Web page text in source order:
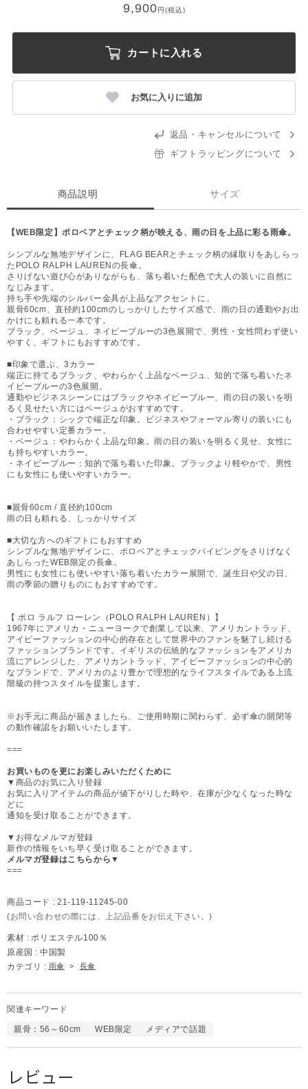
9,900円(税込)
カートに入れる
お気に入りに追加
返品・キャンセルについて
ギフトラッピングについて
商品説明 サイズ
【WEB限定】ポロベアとチェック柄が映える、雨の日を上品に彩る雨傘。
シンプルな無地デザインに、FLAG BEARとチェック柄の縁取りをあしらっ
たPOLO RALPH LAURENの長傘。
さりげない遊び心がありながらも、落ち着いた配色で大人の装いに自然に
なじみます。
持ち手や先端のシルバー金具が上品なアクセントに。
親骨60cm、直径約100cmのしっかりしたサイズ感で、雨の日の通勤やお出
かけにも頼れる一本です。
ブラック、ベージュ、ネイビーブルーの3色展開で、男性・女性問わず使い
やすく、ギフトにもおすすめです。
■印象で選ぶ、3カラー
端正に持てるブラック、やわらかく上品なベージュ、知的で落ち着いたネ
イビーブルーの3色展開。
通勤やビジネスシーンにはブラックやネイビーブルー、雨の日の装いを明
るく見せたい方にはベージュがおすすめです。
・ブラック：シックで端正な印象。ビジネスやフォーマル寄りの装いにも
合わせやすい定番カラー。
・ベージュ：やわらかく上品な印象。雨の日の装いを明るく見せ、女性に
も持ちやすいカラー。
・ネイビーブルー：知的で落ち着いた印象。ブラックより軽やかで、男性
にも女性にも使いやすいカラー。
■親骨60cm / 直径約100cm
雨の日も頼れる、しっかりサイズ
■大切な方へのギフトにもおすすめ
シンプルな無地デザインに、ポロベアとチェックパイピングをさりげなく
あしらったWEB限定の長傘。
男性にも女性にも使いやすい落ち着いたカラー展開で、誕生日や父の日、
雨の季節の贈りものにもおすすめです。
【 ポロ ラルフ ローレン（POLO RALPH LAUREN）】
1967年にアメリカ・ニューヨークで創業して以来、アメリカントラッド、
アイビーファッションの中心的存在として世界中のファンを魅了し続ける
ファッションブランドです。イギリスの伝統的なファッションをアメリカ
流にアレンジした、アメリカントラッド、アイビーファッションの中心的
なブランドで、アメリカのより豊かで理想的なライフスタイルである上流
階級の持つスタイルを提案します。
※お手元に商品が届きましたら、ご使用時期に関わらず、必ず傘の開閉等
の動作確認をお願いいたします。
===
お買いものを更にお楽しみいただくために
▼商品のお気に入り登録
お気に入りアイテムの商品が値下がりした時や、在庫が少なくなった時な
どに
通知を受け取ることができます。
▼お得なメルマガ登録
新作の情報をいち早く受け取ることができます。
メルマガ登録はこちらから▼
===
商品コード : 21-119-11245-00
(お問い合わせの際には、上記品番をお伝え下さい。)
素材 : ポリエステル100％
原産国 : 中国製
カテゴリ : 雨傘 > 長傘
関連キーワード
親骨：56～60cm WEB限定 メディアで話題
レビュー